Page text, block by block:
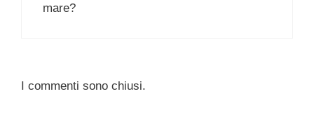
mare?
I commenti sono chiusi.